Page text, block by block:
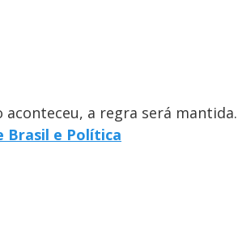
a regra será mantida.
Brasil e Política